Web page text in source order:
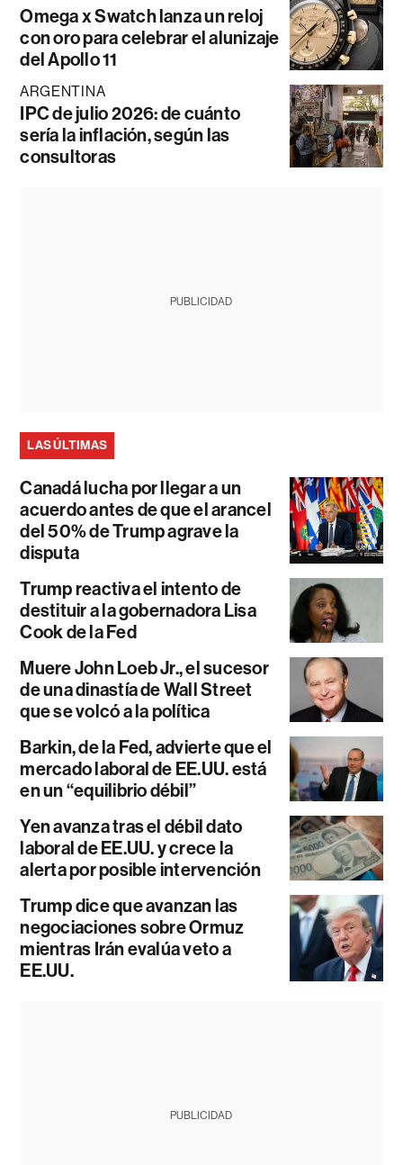
Omega x Swatch lanza un reloj
con oro para celebrar el alunizaje
del Apollo 11
ARGENTINA
IPC de julio 2026: de cuánto
sería la inflación, según las
consultoras
PUBLICIDAD
LAS ÚLTIMAS
Canadá lucha por llegar a un
acuerdo antes de que el arancel
del 50% de Trump agrave la
disputa
Trump reactiva el intento de
destituir a la gobernadora Lisa
Cook de la Fed
Muere John Loeb Jr., el sucesor
de una dinastía de Wall Street
que se volcó a la política
Barkin, de la Fed, advierte que el
mercado laboral de EE.UU. está
en un “equilibrio débil”
Yen avanza tras el débil dato
laboral de EE.UU. y crece la
alerta por posible intervención
Trump dice que avanzan las
negociaciones sobre Ormuz
mientras Irán evalúa veto a
EE.UU.
PUBLICIDAD